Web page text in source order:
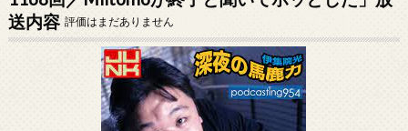
送内容 評価はまだありません